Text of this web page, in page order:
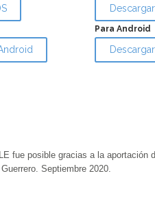
Para Android
fue posible gracias a la aportación
Septiembre 2020.